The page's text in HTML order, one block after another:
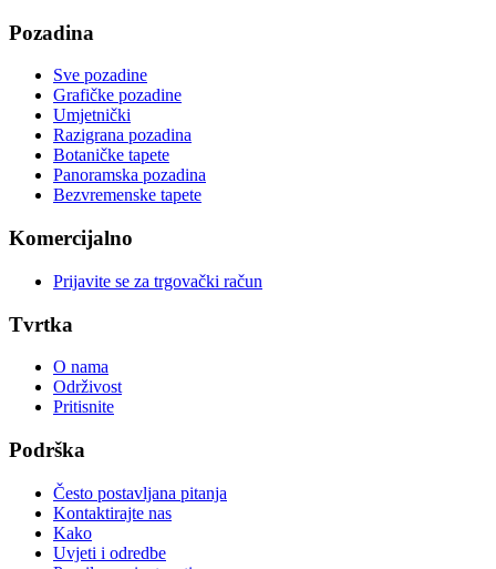
Pozadina
Sve pozadine
Grafičke pozadine
Umjetnički
Razigrana pozadina
Botaničke tapete
Panoramska pozadina
Bezvremenske tapete
Komercijalno
Prijavite se za trgovački račun
Tvrtka
O nama
Održivost
Pritisnite
Podrška
Često postavljana pitanja
Kontaktirajte nas
Kako
Uvjeti i odredbe